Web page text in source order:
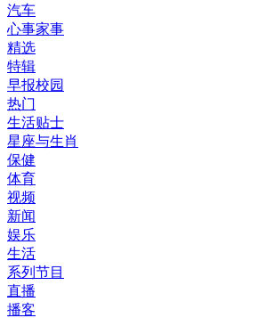
汽车
心事家事
精选
特辑
早报校园
热门
生活贴士
星座与生肖
保健
体育
视频
新闻
娱乐
生活
系列节目
直播
播客